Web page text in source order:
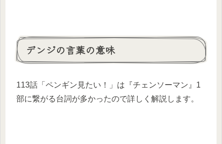
デンジの言葉の意味
113話「ペンギン見たい！」は『チェンソーマン』1
部に繋がる台詞が多かったので詳しく解説します。